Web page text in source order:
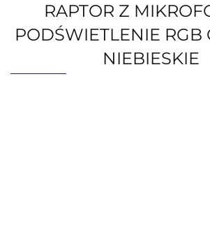
RAPTOR Z
PODŚWIETLENIE RGB
NIEBIESKIE